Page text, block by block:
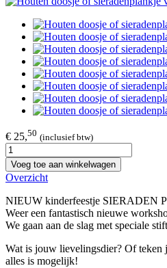
€ 25,50 (inclusief btw)
Voeg toe aan winkelwagen
Overzicht
NIEUW kinderfeestje SIERADEN
Weer een fantastisch nieuwe
We gaan aan de slag met speciale
Wat is jouw lievelingsdier? Of teken
alles is mogelijk!